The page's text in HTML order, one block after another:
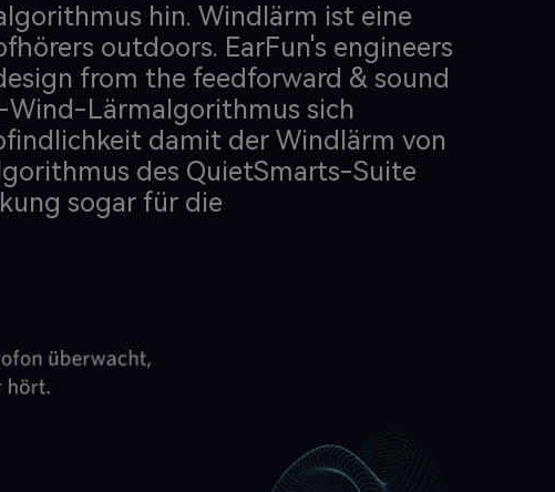
hin. Windlärm ist eine
outdoors. EarFun's engineers
from the feedforward & sound
Lärmalgorithmus sich
damit der Windlärm von
des QuietSmarts-Suite
sogar für die